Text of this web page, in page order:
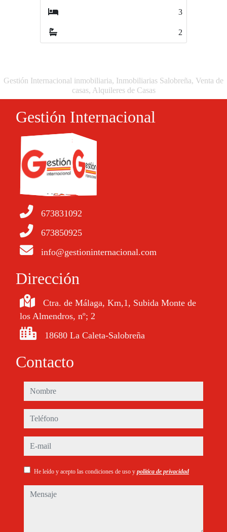
3
2
Gestión Internacional inmobiliaria, Inmobiliarias Salobreña, Venta de
casas, Alquileres de Casas
Gestión Internacional
673831092
673850925
info@gestioninternacional.com
Dirección
Ctra. de Málaga, Km,1, Subida Monte de
los Almendros, nº; 2
18680 La Caleta-Salobreña
Contacto
nombre
teléfono
e-mail
He leído y acepto las condiciones de uso y política de privacidad
mensaje